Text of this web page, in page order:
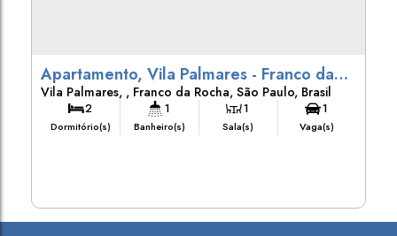
Apartamento, Vila Palmares - Franco da
Rocha
Vila Palmares , Franco da Rocha, São Paulo, Brasil
2
Dormitório(s)
1
Banheiro(s)
1
Sala(s)
1
Vaga(s)